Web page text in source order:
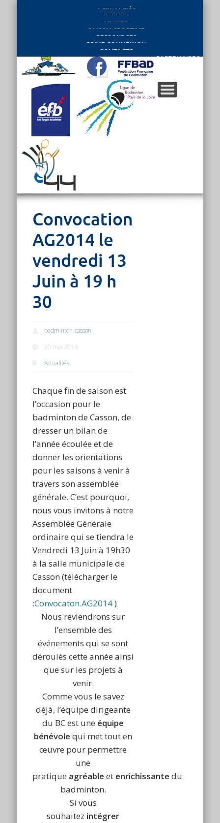
ACTUALITÉS
AGENDA
LE CLUB
SAISON SPORTIVE
RESSOURCES
PRIVE CONNEXION
CONTACTS
PARTENAIRES
Convocation
AG2014 le
vendredi 13
Juin à 19 h
30
badminton-casson
20 mai 2014
Actualités
Chaque fin de saison est
l’occasion pour le
badminton de Casson, de
dresser un bilan de
l’année écoulée et de
donner les orientations
pour les saisons à venir à
travers son assemblée
générale. C’est pourquoi,
nous vous invitons à notre
Assemblée Générale
ordinaire qui se tiendra le
Vendredi 13 Juin à 19h30
à la salle municipale de
Casson (télécharger le
document
:Convocaton.AG2014)
Nous reviendrons sur
l’ensemble des
événements qui se sont
déroulés cette année ainsi
que sur les projets à
venir.
Comme vous le savez
déjà, l’équipe dirigeante
du BC est une équipe
bénévole qui met tout en
œuvre pour permettre
une
pratique agréable et enrichissante du
badminton.
Si vous
souhaitez intégrer